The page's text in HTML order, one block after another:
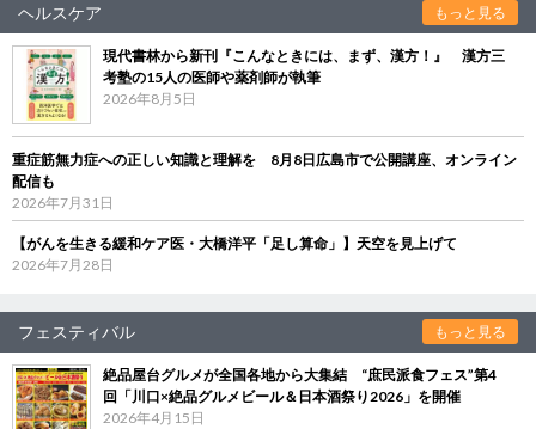
ヘルスケア もっと見る
現代書林から新刊『こんなときには、まず、漢方！』 漢方三
考塾の15人の医師や薬剤師が執筆
2026年8月5日
重症筋無力症への正しい知識と理解を 8月8日広島市で公開講座、オンライン
配信も
2026年7月31日
【がんを生きる緩和ケア医・大橋洋平「足し算命」】天空を見上げて
2026年7月28日
フェスティバル もっと見る
絶品屋台グルメが全国各地から大集結 “庶民派食フェス”第4
回「川口×絶品グルメビール＆日本酒祭り2026」を開催
2026年4月15日